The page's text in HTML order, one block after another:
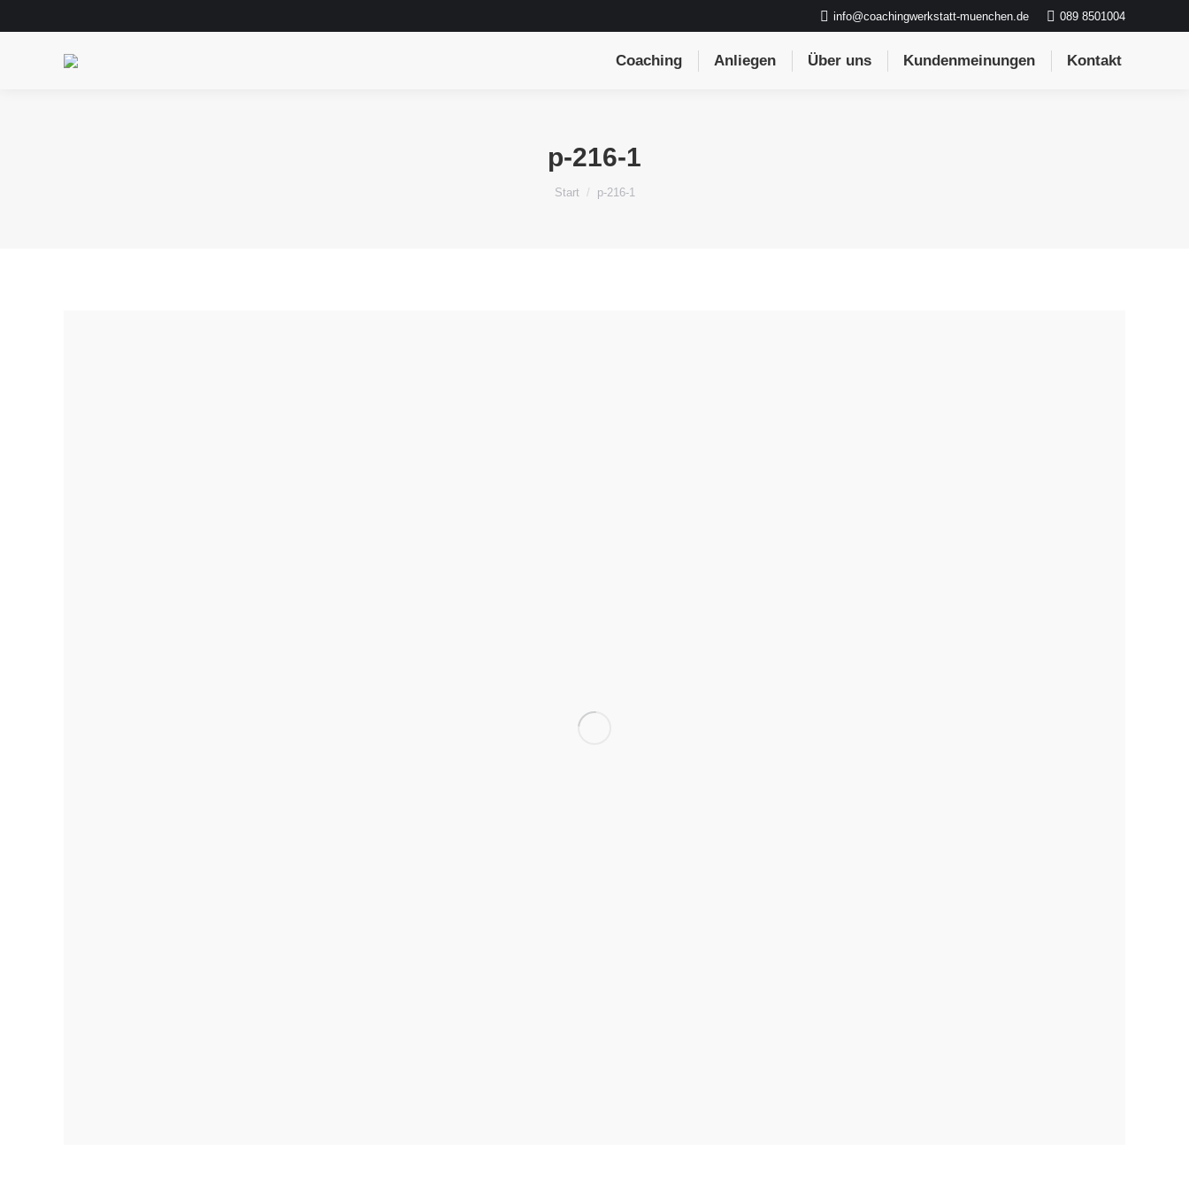
info@coachingwerkstatt-muenchen.de 089 8501004
Coaching Anliegen Über uns Kundenmeinungen Kontakt
p-216-1
Sie befinden sich hier:
Start p-216-1